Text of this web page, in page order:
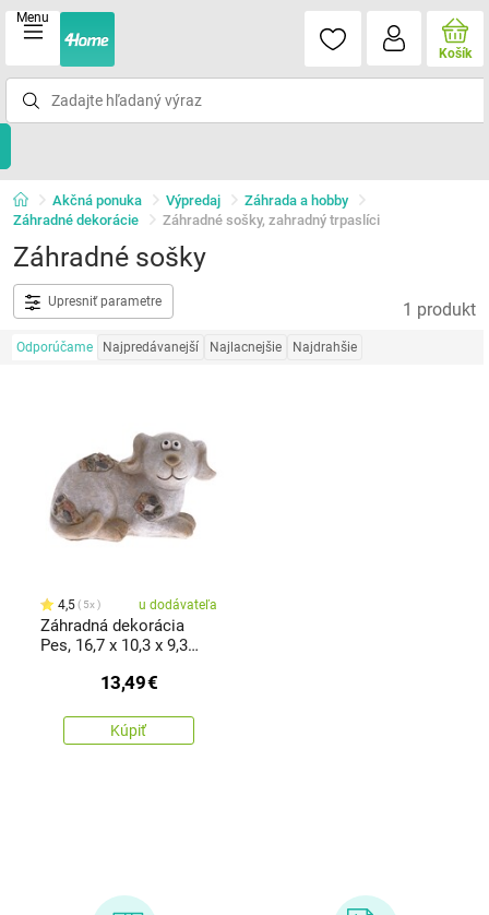
Menu
Košík
Akčná ponuka Výpredaj
Záhrada a hobby
Záhradné dekorácie
Záhradné sošky, zahradný trpaslíci
Záhradné sošky
Upresniť parametre 1 produkt
Odporúčame Najpredávanejší Najlacnejšie Najdrahšie
4,5 5x u dodávateľa
Záhradná dekorácia
Pes, 16,7 x 10,3 x 9,3
13,49€
Kúpiť